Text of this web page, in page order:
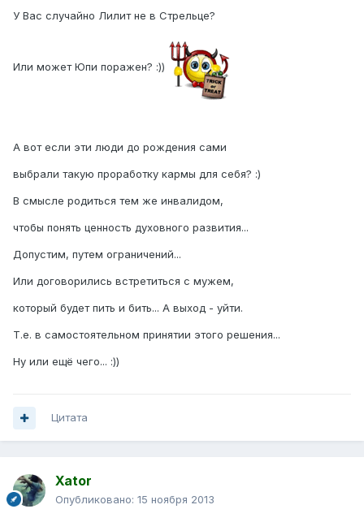
У Вас случайно Лилит не в Стрельце?
Или может Юпи поражен? :))
А вот если эти люди до рождения сами
выбрали такую проработку кармы для себя? :)
В смысле родиться тем же инвалидом,
чтобы понять ценность духовного развития...
Допустим, путем ограничений...
Или договорились встретиться с мужем,
который будет пить и бить... А выход - уйти.
Т.е. в самостоятельном принятии этого решения...
Ну или ещё чего... :))
Цитата
Xator
Опубликовано: 15 ноября 2013